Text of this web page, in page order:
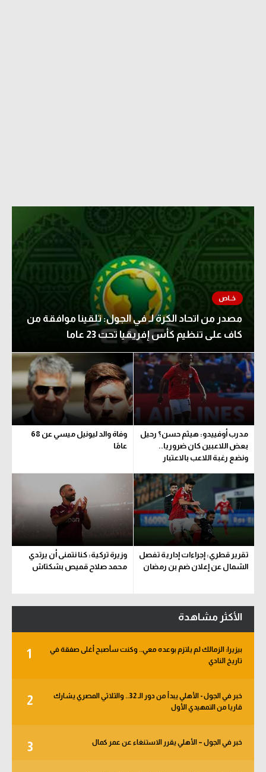
مصدر من اتحاد الكرة لـ في الجول: تلقينا موافقة من
كاف على تنظيم كأس إفريقيا تحت 23 عاما
مدرب أوفييدو: هيثم حسن؟ رحيل
بعض اللاعبين كان ضروريا..
ونضع رغبة اللاعب بالاعتبار
وفاة والد ليونيل ميسي عن 68
عامًا
تقرير قطري: إجراءات إدارية تفصل
الشمال عن إعلان ضم بن رمضان
وزيرة تركية: كنا نتمنى أن يرتدي
محمد صلاح قميص بشكتاش
الأكثر مشاهدة
1
بيزيرا: الزمالك لم يلتزم بوعده معي.. وكنت سأصبح أغلى صفقة في
تاريخ النادي
2
خبر في الجول - الأهلي يبدأ من دور الـ 32.. والثلاثي المصري يشارك
قاريا من التمهيدي الأول
3 خبر في الجول – الأهلي يقرر الاستنغاء عن عمر كمال